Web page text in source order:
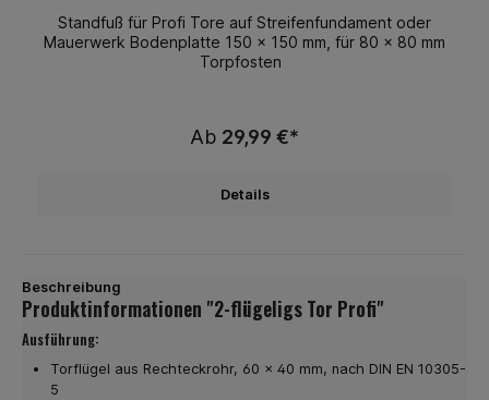
Standfuß für Profi Tore auf Streifenfundament oder
Mauerwerk Bodenplatte 150 x 150 mm, für 80 x 80 mm
Torpfosten
Ab 29,99 €*
Details
Beschreibung
Produktinformationen "2-flügeligs Tor Profi"
Ausführung:
Torflügel aus Rechteckrohr, 60 x 40 mm, nach DIN EN 10305-
5